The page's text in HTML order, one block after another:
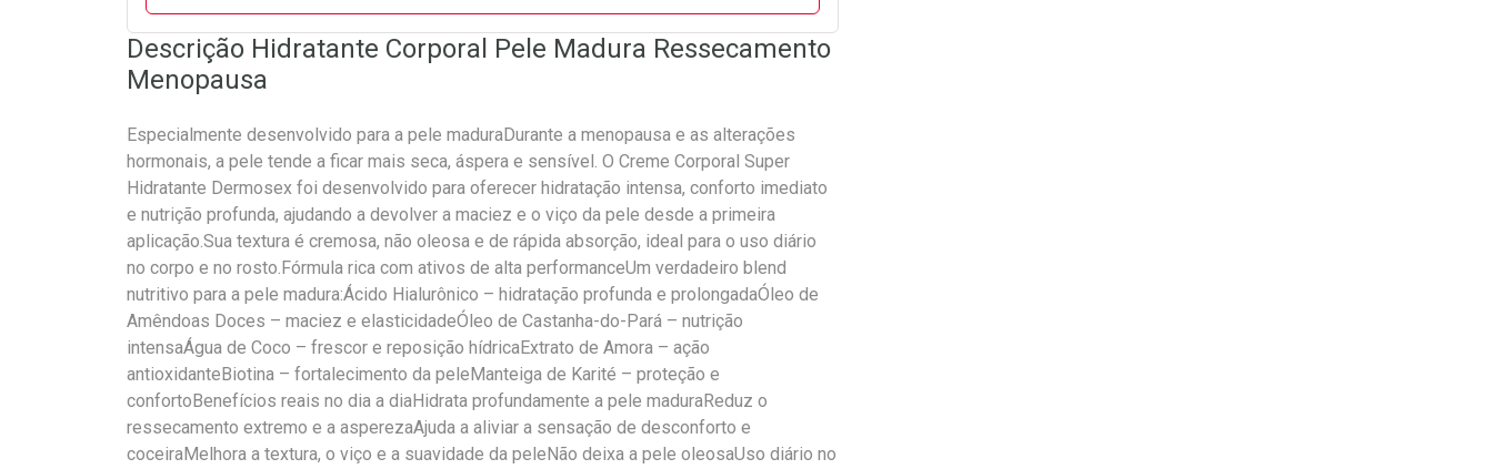
Descrição Hidratante Corporal Pele Madura Ressecamento
Menopausa
Especialmente desenvolvido para a pele maduraDurante a menopausa e as alterações
hormonais, a pele tende a ficar mais seca, áspera e sensível. O Creme Corporal Super
Hidratante Dermosex foi desenvolvido para oferecer hidratação intensa, conforto imediato
e nutrição profunda, ajudando a devolver a maciez e o viço da pele desde a primeira
aplicação.Sua textura é cremosa, não oleosa e de rápida absorção, ideal para o uso diário
no corpo e no rosto.Fórmula rica com ativos de alta performanceUm verdadeiro blend
nutritivo para a pele madura:Ácido Hialurônico – hidratação profunda e prolongadaÓleo de
Amêndoas Doces – maciez e elasticidadeÓleo de Castanha-do-Pará – nutrição
intensaÁgua de Coco – frescor e reposição hídricaExtrato de Amora – ação
antioxidanteBiotina – fortalecimento da peleManteiga de Karité – proteção e
confortoBenefícios reais no dia a diaHidrata profundamente a pele maduraReduz o
ressecamento extremo e a asperezaAjuda a aliviar a sensação de desconforto e
coceiraMelhora a textura, o viço e a suavidade da peleNão deixa a pele oleosaUso diário no